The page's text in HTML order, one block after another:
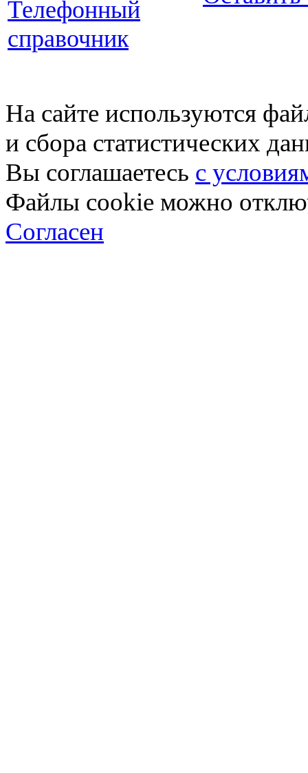
Телефонный
справочник
На сайте используются
и сбора статистических
Вы соглашаетесь с
Файлы cookie можно
Согласен